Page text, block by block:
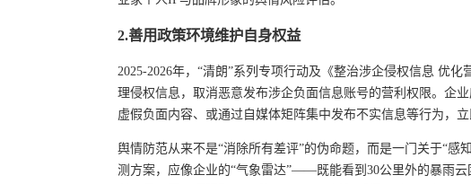
2.善用政策环境维护自身权益
2025-2026年，“清朗”系列专项行动及《整治涉企侵权信息 优
理侵权信息，取消恶意发布涉企负面信息账号的营利权限。企
虚假负面内容、或通过自媒体矩阵集中发布不实信息等行为，
舆情防范从来不是“消除所有差评”的伪命题，而是一门关于“
测方案，应像企业的“气象雷达”——既能看到30公里外的暴雨